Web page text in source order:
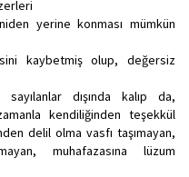
yerine konması mümkün
kaybetmiş olup, değersiz
dışında kalıp da,
kendiliğinden teşekkül
delil olma vasfı taşımayan,
muhafazasına lüzum